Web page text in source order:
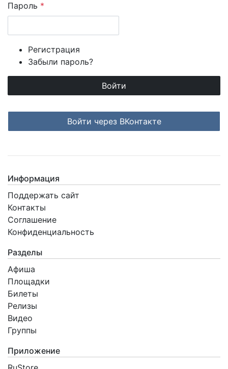
Пароль *
Регистрация
Забыли пароль?
Информация
Поддержать сайт
Контакты
Соглашение
Конфиденциальность
Разделы
Афиша
Площадки
Билеты
Релизы
Видео
Группы
Приложение